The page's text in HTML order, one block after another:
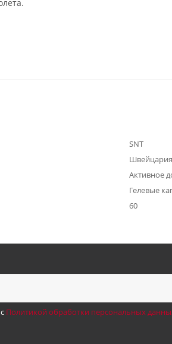
SNT
Швейцария
Активное
Гелевые
60
Политикой обработки персональных